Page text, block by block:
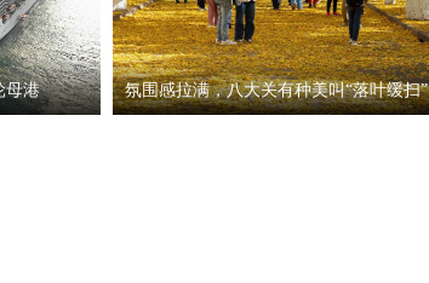
母港 氛围感拉满，八大关有种美叫“落叶缓扫”